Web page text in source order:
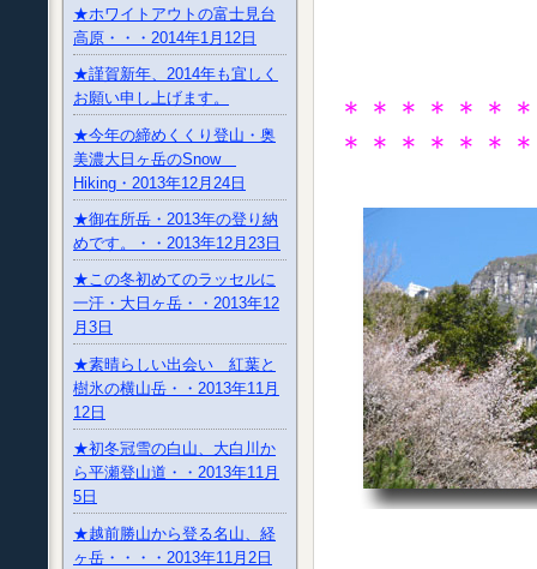
★ホワイトアウトの富士見台
高原・・・2014年1月12日
★謹賀新年、2014年も宜しく
お願い申し上げます。
★今年の締めくくり登山・奥
美濃大日ヶ岳のSnow
Hiking・2013年12月24日
★御在所岳・2013年の登り納
めです。・・2013年12月23日
★この冬初めてのラッセルに
一汗・大日ヶ岳・・2013年12
月3日
★素晴らしい出会い 紅葉と
樹氷の横山岳・・2013年11月
12日
★初冬冠雪の白山、大白川か
ら平瀬登山道・・2013年11月
5日
★越前勝山から登る名山、経
ヶ岳・・・・2013年11月2日
＊＊＊＊＊＊＊
＊＊＊＊＊＊